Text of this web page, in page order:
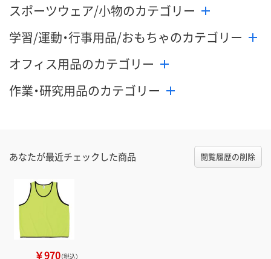
スポーツウェア/小物のカテゴリー
学習/運動・行事用品/おもちゃのカテゴリー
オフィス用品のカテゴリー
作業・研究用品のカテゴリー
あなたが最近チェックした商品 閲覧履歴の削除
￥970（税込）